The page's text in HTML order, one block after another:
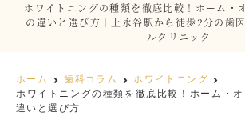
ホワイトニングの種類を徹底比較！ホーム・
の違いと選び方｜上永谷駅から徒歩2分の歯
ルクリニック
ホーム 歯科コラム
ホワイトニング
ホワイトニングの種類を徹底比較！ホーム・
違いと選び方